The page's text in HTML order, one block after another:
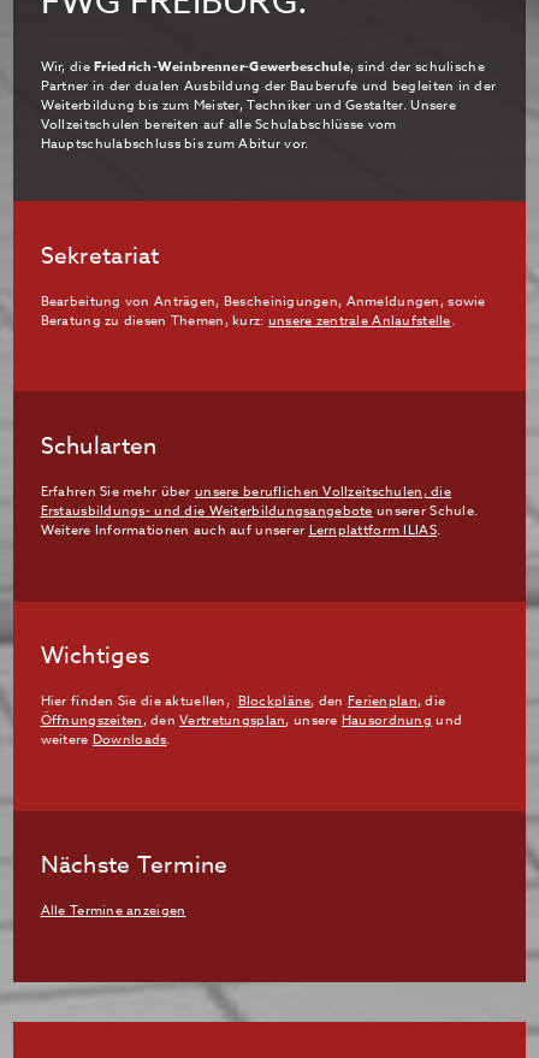
Wir, dieFriedrich-Weinbrenner-Gewerbeschule, sind der schulische
Partner in der dualen Ausbildung der Bauberufe und begleiten in der
Weiterbildung bis zum Meister, Techniker und Gestalter. Unsere
Vollzeitschulen bereiten auf alle Schulabschlüsse vom
Hauptschulabschluss bis zum Abitur vor.
Sekretariat
Bearbeitung von Anträgen, Bescheinigungen, Anmeldungen, sowie
Beratung zu diesen Themen, kurz: unsere zentrale Anlaufstelle.
Schularten
Erfahren Sie mehr überunsere beruflichen Vollzeitschulen, die
Erstausbildungs- und die Weiterbildungsangebote unserer Schule.
Weitere Informationen auch auf unserer Lernplattform ILIAS.
Wichtiges
Hier finden Sie die aktuellen, Blockpläne, denFerienplan, die
Öffnungszeiten, denVertretungsplan, unsere Hausordnung und
weitere Downloads.
Nächste Termine
Alle Termine anzeigen